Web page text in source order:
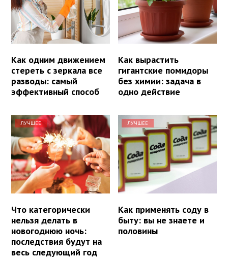
Как одним движением
стереть с зеркала все
разводы: самый
эффективный способ
Как вырастить
гигантские помидоры
без химии: задача в
одно действие
ЛУЧШЕЕ
Что категорически
нельзя делать в
новогоднюю ночь:
последствия будут на
весь следующий год
ЛУЧШЕЕ
Как применять соду в
быту: вы не знаете и
половины